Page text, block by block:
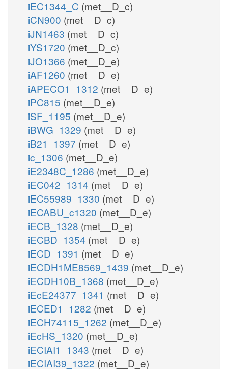
iEC1344_C (met__D_c)
iCN900 (met__D_c)
iJN1463 (met__D_c)
iYS1720 (met__D_c)
iJO1366 (met__D_e)
iAF1260 (met__D_e)
iAPECO1_1312 (met__D_e)
iPC815 (met__D_e)
iSF_1195 (met__D_e)
iBWG_1329 (met__D_e)
iB21_1397 (met__D_e)
ic_1306 (met__D_e)
iE2348C_1286 (met__D_e)
iEC042_1314 (met__D_e)
iEC55989_1330 (met__D_e)
iECABU_c1320 (met__D_e)
iECB_1328 (met__D_e)
iECBD_1354 (met__D_e)
iECD_1391 (met__D_e)
iECDH1ME8569_1439 (met__D_e)
iECDH10B_1368 (met__D_e)
iEcE24377_1341 (met__D_e)
iECED1_1282 (met__D_e)
iECH74115_1262 (met__D_e)
iEcHS_1320 (met__D_e)
iECIAI1_1343 (met__D_e)
iECIAI39_1322 (met__D_e)